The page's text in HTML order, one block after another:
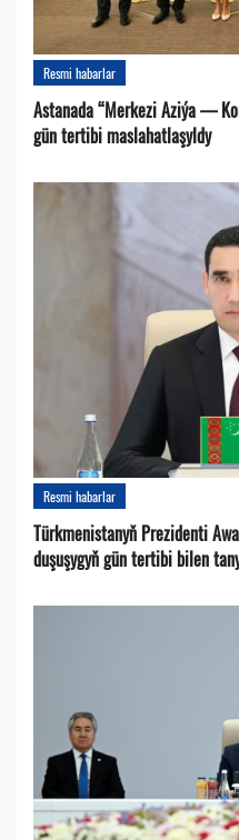
Resmi habarlar
Astanada “Merkezi Aziýa —
gün tertibi maslahatlaşyldy
Resmi habarlar
Türkmenistanyň Prezidenti
duşuşygyň gün tertibi bilen